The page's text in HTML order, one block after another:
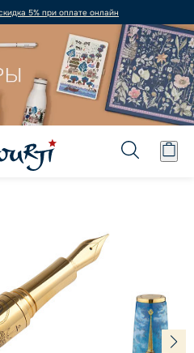
5% при оплате онлайн